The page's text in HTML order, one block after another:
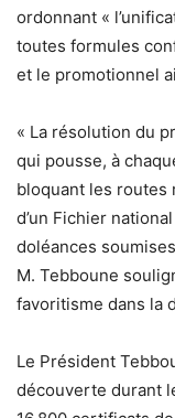
ordonnant «
toutes formules
et le promotionnel
« La résolution du
qui pousse, à
bloquant les routes
d’un Fichier
doléances
M. Tebboune
favoritisme dans la
Le Président
découverte durant